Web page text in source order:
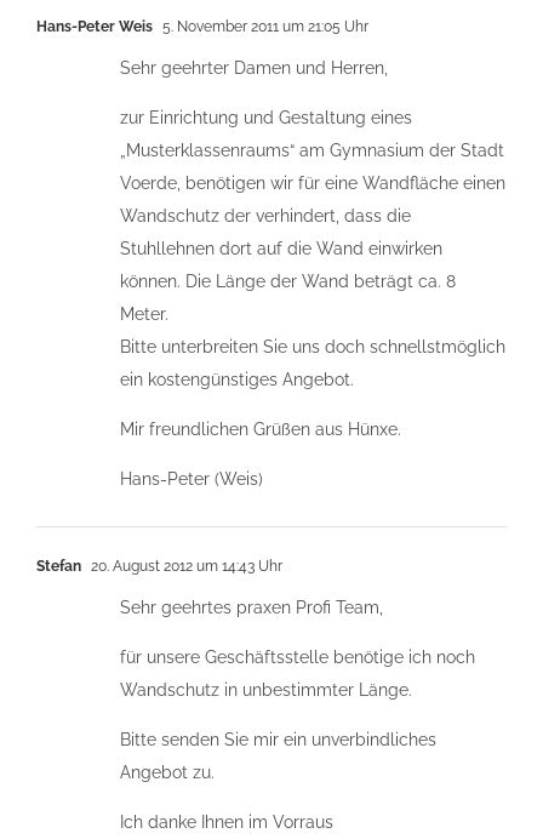
Hans-Peter Weis 5. November 2011 um 21:05 Uhr
Sehr geehrter Damen und Herren,
zur Einrichtung und Gestaltung eines
„Musterklassenraums“ am Gymnasium der Stadt
Voerde, benötigen wir für eine Wandfläche einen
Wandschutz der verhindert, dass die
Stuhllehnen dort auf die Wand einwirken
können. Die Länge der Wand beträgt ca. 8
Meter.
Bitte unterbreiten Sie uns doch schnellstmöglich
ein kostengünstiges Angebot.
Mir freundlichen Grüßen aus Hünxe.
Hans-Peter (Weis)
Stefan 20. August 2012 um 14:43 Uhr
Sehr geehrtes praxen Profi Team,
für unsere Geschäftsstelle benötige ich noch
Wandschutz in unbestimmter Länge.
Bitte senden Sie mir ein unverbindliches
Angebot zu.
Ich danke Ihnen im Vorraus